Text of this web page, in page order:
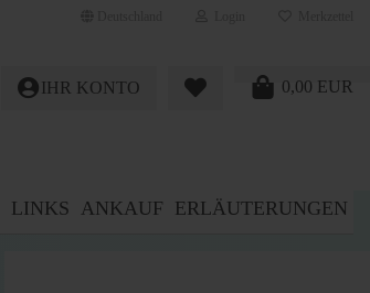
0,00 EUR
IHR KONTO
LINKS ANKAUF ERLÄUTERUNGEN